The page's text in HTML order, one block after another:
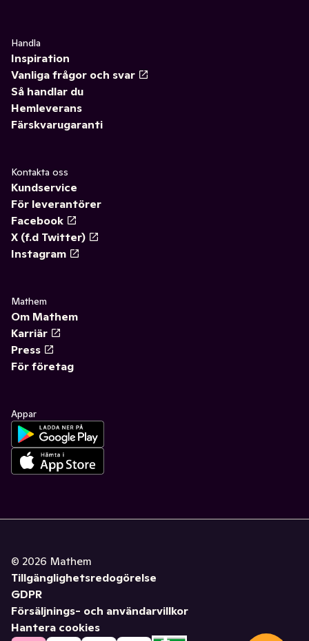
Handla
Inspiration
Vanliga frågor och svar
Så handlar du
Hemleverans
Färskvarugaranti
Kontakta oss
Kundservice
För leverantörer
Facebook
X (f.d Twitter)
Instagram
Mathem
Om Mathem
Karriär
Press
För företag
Appar
© 2026 Mathem
Tillgänglighetsredogörelse
GDPR
Försäljnings- och användarvillkor
Hantera cookies